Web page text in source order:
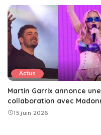
Actus
Martin Garrix annonce une
collaboration avec
15 juin 2026